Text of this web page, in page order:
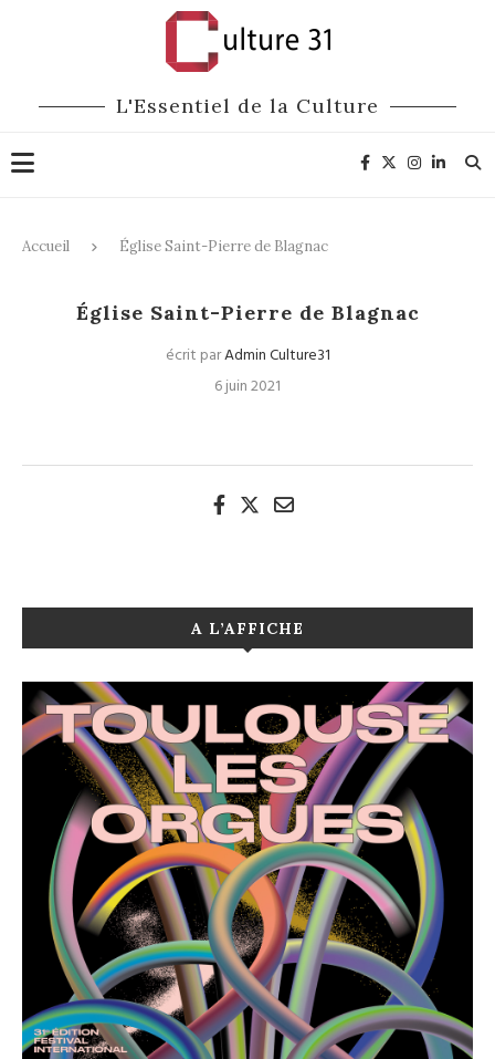
L'Essentiel de la Culture
Accueil Église Saint-Pierre de Blagnac
Église Saint-Pierre de Blagnac
écrit parAdmin Culture31
6 juin 2021
A L’AFFICHE